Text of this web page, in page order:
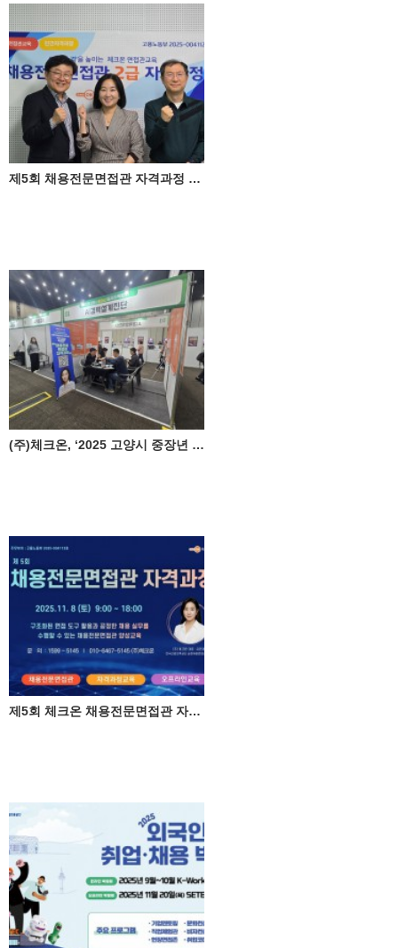
제5회 채용전문면접관 자격과정 성료
(주)체크온, ‘2025 고양시 중장년 일자리 박람회’ 성료
제5회 체크온 채용전문면접관 자격과정